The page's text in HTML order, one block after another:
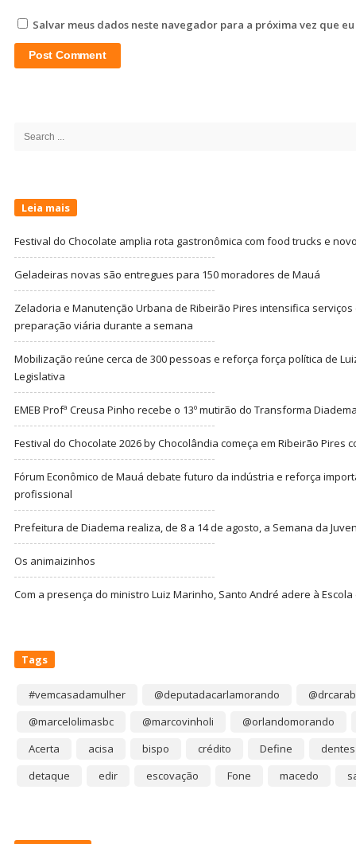
Salvar meus dados neste navegador para a próxima vez que
Search
Leia mais
Festival do Chocolate amplia rota gastronômica com food trucks e
Geladeiras novas são entregues para 150 moradores de Mauá
Zeladoria e Manutenção Urbana de Ribeirão Pires intensifica
preparação viária durante a semana
Mobilização reúne cerca de 300 pessoas e reforça força política de
Legislativa
EMEB Profª Creusa Pinho recebe o 13º mutirão do Transforma
Festival do Chocolate 2026 by Chocolândia começa em Ribeirão Pires
Fórum Econômico de Mauá debate futuro da indústria e reforça
profissional
Prefeitura de Diadema realiza, de 8 a 14 de agosto, a Semana da
Os animaizinhos
Com a presença do ministro Luiz Marinho, Santo André adere à
Tags
#vemcasadamulher @deputadacarlamorando
@marcelolimasbc
@marcovinholi
@orlandomorando
Acerta
acisa bispo crédito Define
dentes
detaque
edir escovação Fone macedo